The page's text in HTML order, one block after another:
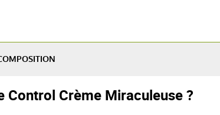
Crème Miraculeuse ?